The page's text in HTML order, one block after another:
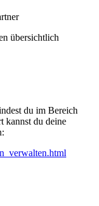
übersichtlich
du im Bereich
kannst du deine